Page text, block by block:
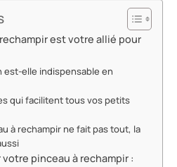
est votre allié pour
est-elle indispensable en
qui facilitent tous vos petits
à rechampir ne fait pas tout, la
pinceau à rechampir :